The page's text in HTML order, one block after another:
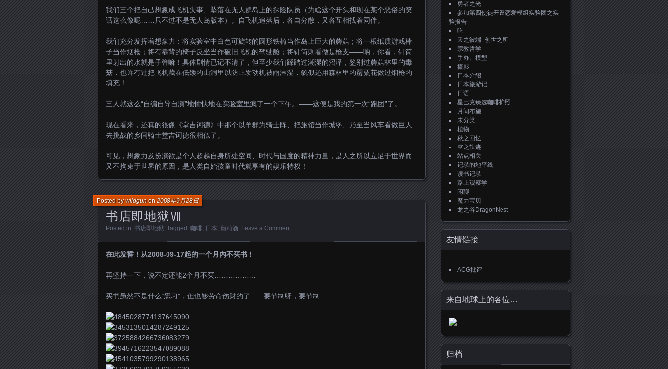
我们三个把自己想象成飞机失事、坠落在无人群岛上的探险队员（为啥这个开头和现在某个恶俗的笑
话这么像呢……只不过不是无人岛版本）。自飞机追落后，各自分散，又各互相找着同伴。
我们充分发挥着想象力：将实验室中白色可旋转的圆形铁椅当作岛上巨大的蘑菇；将一根纸质游戏棒
子当作烟枪；将有靠背的椅子反坐当作破旧飞机的驾驶舱；将针筒则看做是枪支——呐，你看，针筒
里射出的水就是子弹嘛！具体剧情已记不清了，但至少我们踩踏过潮湿的沼泽，鉴别过蘑菇林里的毒
菇，也许有过把飞机藏在低矮的山洞里以防止发动机被雨淋湿，貌似还用森林里的罂粟花做过烟枪的
填充！
三人就这么“自编自导自演”地愉快地在实验室里疯了一个下午。——这便是我的第一次“跑团”了。
现在看来，还真的很像《堂吉诃德》中那个以羊群为骑士阵、把旅馆当作城堡、乃至当风车看做巨人
去挑战的乡间骑士堂吉诃德很相似了。
可见，想象力及扮演欲是个人超越自身所处空间、时代与国度的精神力量，是人之所以立足于世界而
又不拘束于世界的原因，是人类自始孩童时代就享有的娱乐特权！
书店即地狱Ⅶ
Posted bywildgunon2008年9月28日
Posted in: 书店即地狱 . Tagged: 咖啡 日本 葡萄酒 Leave a Comment
在此发誓！从2008-09-17起的一个月内不买书！
再坚持一下，说不定还能2个月不买………………
买书虽然不是什么“恶习”，但也够劳命伤财的了……要节制呀，要节制……
勇者之光
参加第四使徒开设恋爱模组实验团之实
验报告
吃
天之彼端_创世之所
宗教哲学
手办、模型
摄影
日本介绍
日本旅游记
日语
星巴克臻选咖啡护照
月间布施
未分类
植物
秋之回忆
空之轨迹
站点相关
记录的地平线
读书记录
路上观察学
闲聊
魔力宝贝
龙之谷DragonNest
友情链接
ACG批评
来自地球上的各位…
归档